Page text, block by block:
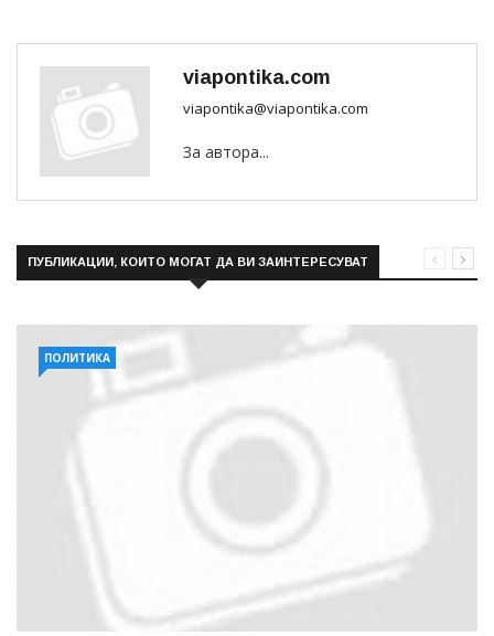
viapontika.com
viapontika@viapontika.com
За автора...
ПУБЛИКАЦИИ, КОИТО МОГАТ ДА ВИ ЗАИНТЕРЕСУВАТ
ПОЛИТИКА